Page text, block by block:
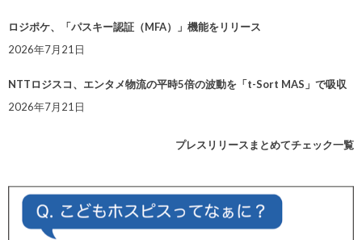
ロジポケ、「パスキー認証（MFA）」機能をリリース
2026年7月21日
NTTロジスコ、エンタメ物流の平時5倍の波動を「t-Sort MAS」で吸収
2026年7月21日
プレスリリースまとめてチェック一覧